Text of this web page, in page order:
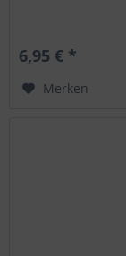
6,95 € *
Merken